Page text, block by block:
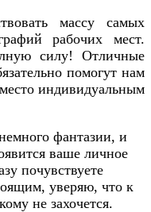
массу самых
рабочих мест.
силу! Отличные
помогут нам
индивидуальным
фантазии, и
ваше личное
почувствуете
уверяю, что к
не захочется.